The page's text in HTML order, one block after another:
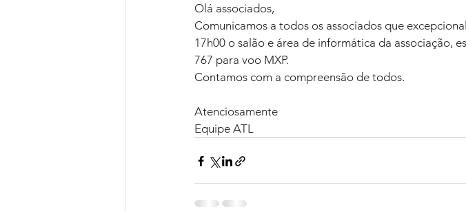
Olá associados,
Comunicamos a todos os associados que
17h00 o salão e área de informática da associação,
767 para voo MXP.
Contamos com a compreensão de todos.
Atenciosamente
Equipe ATL